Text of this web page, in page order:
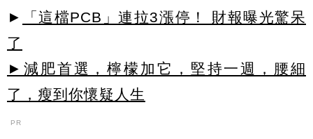
►
「這檔PCB」連拉3漲停！ 財報曝光驚呆
了
►減肥首選，檸檬加它，堅持一週，腰細
了，瘦到你懷疑人生
PR